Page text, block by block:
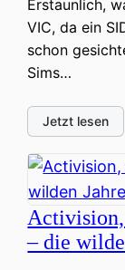
Erstaunlich,
VIC, da ein
schon
Sims…
Jetzt lesen
– die